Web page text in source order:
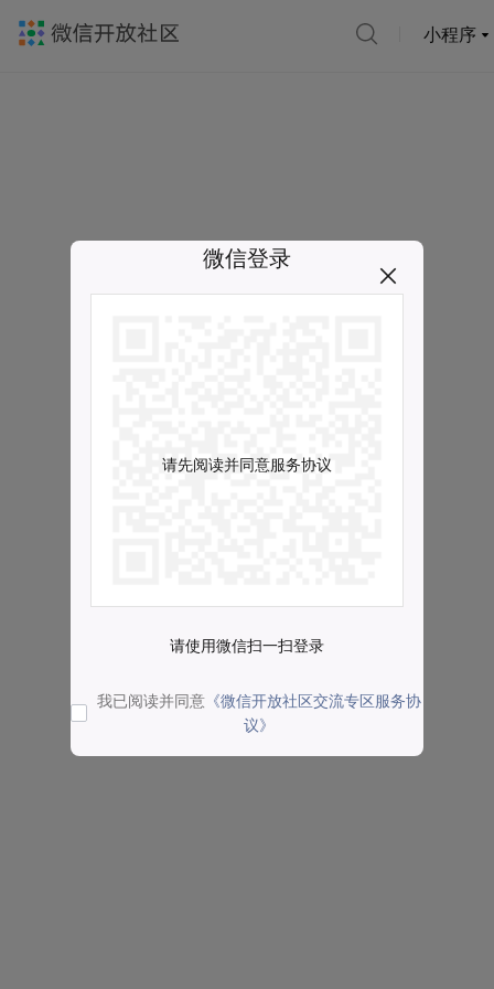
小程序
微信登录
请先阅读并同意服务协议
请使用微信扫一扫登录
我已阅读并同意 《微信开放社区交流专区服务协
议》